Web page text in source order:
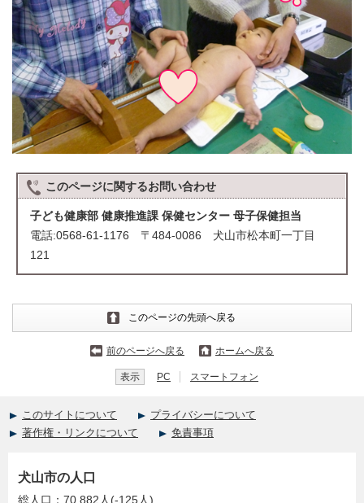
このページに関するお問い合わせ
子ども健康部 健康推進課 保健センター 母子保健担当
電話:0568-61-1176 〒484-0086 犬山市松本町一丁目
121
このページの先頭へ戻る
前のページへ戻る ホームへ戻る
表示 PC スマートフォン
このサイトについて
プライバシーについて
著作権・リンクについて
免責事項
犬山市の人口
総人口：70,882人(-125人)